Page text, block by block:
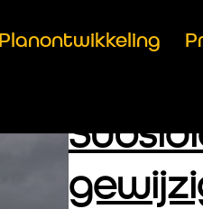
Planontwikkeling